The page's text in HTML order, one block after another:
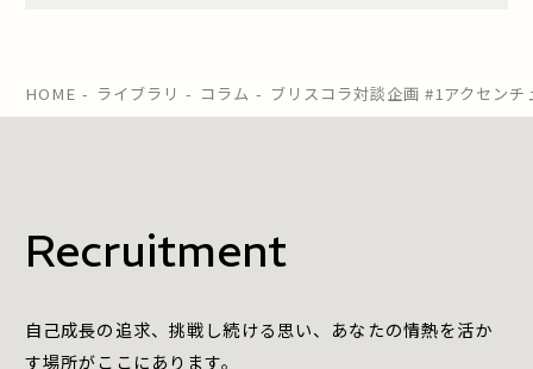
HOME ライブラリ コラム ブリスコラ対談企画 #1アクセン
Recruitment
自己成長の追求、挑戦し続ける思い、あなたの情熱を活か
す場所がここにあります。